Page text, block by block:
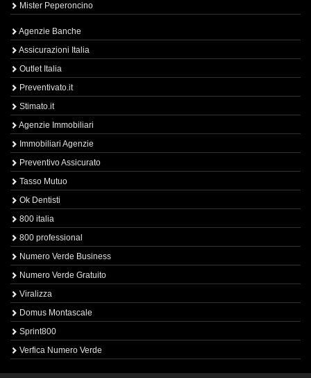
Mister Peperoncino
Agenzie Banche
Assicurazioni Italia
Outlet Italia
Preventivato.it
Stimato.it
Agenzie Immobiliari
Immobiliari Agenzie
Preventivo Assicurato
Tasso Mutuo
Ok Dentisti
800 italia
800 professional
Numero Verde Business
Numero Verde Gratuito
Viralizza
Domus Montascale
Sprint800
Verfica Numero Verde